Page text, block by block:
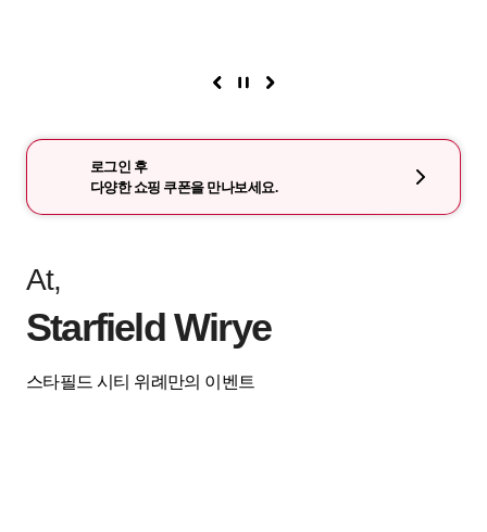
로그인 후
다양한 쇼핑 쿠폰을 만나보세요.
At,
Starfield Wirye
스타필드 시티 위례만의 이벤트